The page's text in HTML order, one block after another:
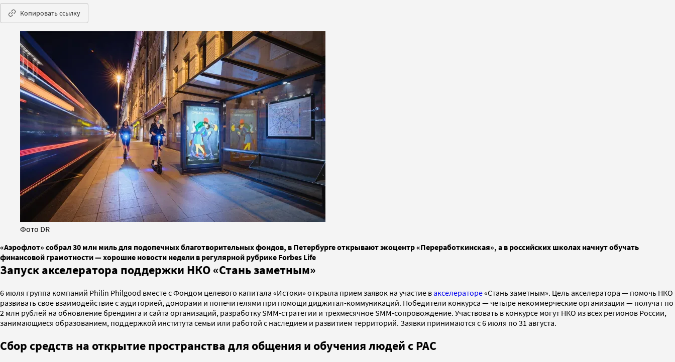
Копировать ссылку
Фото DR
«Аэрофлот» собрал 30 млн миль для подопечных благотворительных фондов, в Петербурге открывают экоцентр «Переработкинская», а в российских школах начнут обучать
финансовой грамотности — хорошие новости недели в регулярной рубрике Forbes Life
Запуск акселератора поддержки НКО «Стань заметным»
6 июля группа компаний Philin Philgood вместе с Фондом целевого капитала «Истоки» открыла прием заявок на участие вакселераторе«Стань заметным». Цель акселератора — помочь НКО
развивать свое взаимодействие с аудиторией, донорами и попечителями при помощи диджитал-коммуникаций. Победители конкурса — четыре некоммерческие организации — получат по
2 млн рублей на обновление брендинга и сайта организаций, разработку SMM-стратегии и трехмесячное SMM-сопровождение. Участвовать в конкурсе могут НКО из всех регионов России,
занимающиеся образованием, поддержкой института семьи или работой с наследием и развитием территорий. Заявки принимаются с 6 июля по 31 августа.
Сбор средств на открытие пространства для общения и обучения людей с РАС